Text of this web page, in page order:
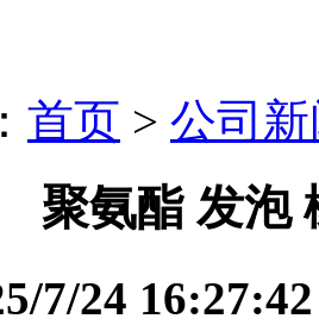
首页 > 公司
聚氨酯 发泡
7/24